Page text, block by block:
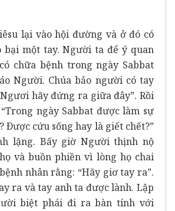
lại vào hội đường và ở đó có
một tay. Người ta để ý quan
chữa bệnh trong ngày Sabbat
Người. Chúa bảo người có tay
hãy đứng ra giữa đây”. Rồi
ngày Sabbat được làm sự
Ðược cứu sống hay là giết chết?”
lặng. Bấy giờ Người thịnh nộ
và buồn phiền vì lòng họ chai
nhân rằng: “Hãy giơ tay ra”.
ra và tay anh ta được lành. Lập
biệt phái đi ra bàn tính với